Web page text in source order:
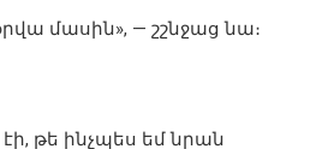
մասին», — շշնջաց նա։
թե ինչպես եմ նրան